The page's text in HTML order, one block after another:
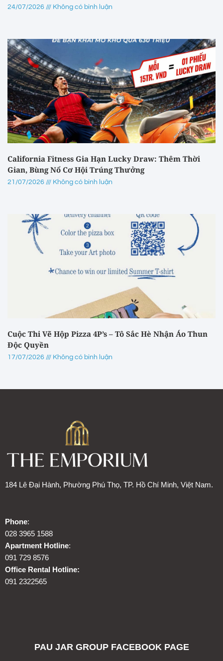
24/07/2026 Không có bình luận
California Fitness Gia Hạn Lucky Draw: Thêm Thời
Gian, Bùng Nổ Cơ Hội Trúng Thưởng
21/07/2026 Không có bình luận
Cuộc Thi Vẽ Hộp Pizza 4P’s – Tô Sắc Hè Nhận Áo Thun
Độc Quyền
17/07/2026 Không có bình luận
184 Lê Đại Hành, Phường Phú Thọ, TP. Hồ Chí Minh, Việt Nam.
Phone:
028 3965 1588
Apartment Hotline:
091 729 8576
Office Rental Hotline:
091 2322565
PAU JAR GROUP FACEBOOK PAGE